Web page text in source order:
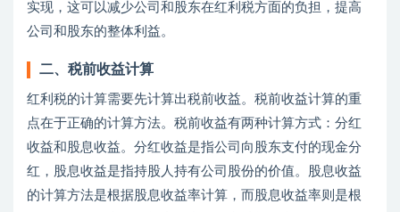
实现，这可以减少公司和股东在红利税方面的负担，提高
公司和股东的整体利益。
二、税前收益计算
红利税的计算需要先计算出税前收益。税前收益计算的重
点在于正确的计算方法。税前收益有两种计算方式：分红
收益和股息收益。分红收益是指公司向股东支付的现金分
红，股息收益是指持股人持有公司股份的价值。股息收益
的计算方法是根据股息收益率计算，而股息收益率则是根